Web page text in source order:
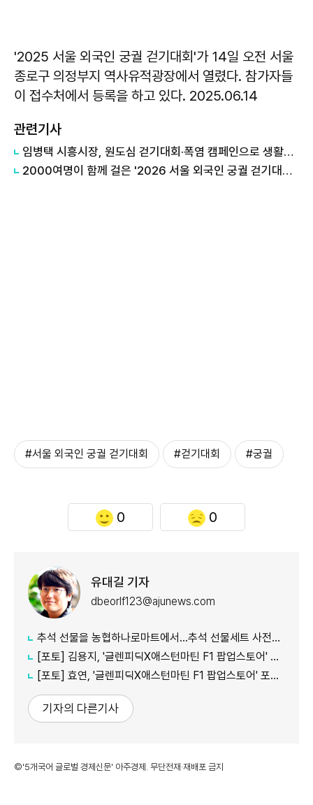
'2025 서울 외국인 궁궐 걷기대회'가 14일 오전 서울
종로구 의정부지 역사유적광장에서 열렸다. 참가자들
이 접수처에서 등록을 하고 있다. 2025.06.14
관련기사
임병택 시흥시장, 원도심 걷기대회·폭염 캠페인으로 생활권 건강안전 강화
2000여명이 함께 걸은 '2026 서울 외국인 궁궐 걷기대회' 성료
#서울 외국인 궁궐 걷기대회 #걷기대회 #궁궐
0 0
유대길 기자
dbeorlf123@ajunews.com
추석 선물을 농협하나로마트에서…추석 선물세트 사전예약 실시
[포토] 김용지, '글렌피딕X애스턴마틴 F1 팝업스토어' 포토콜 참석
[포토] 효연, '글렌피딕X애스턴마틴 F1 팝업스토어' 포토콜 참석
기자의 다른기사
©'5개국어 글로벌 경제신문' 아주경제. 무단전재·재배포 금지